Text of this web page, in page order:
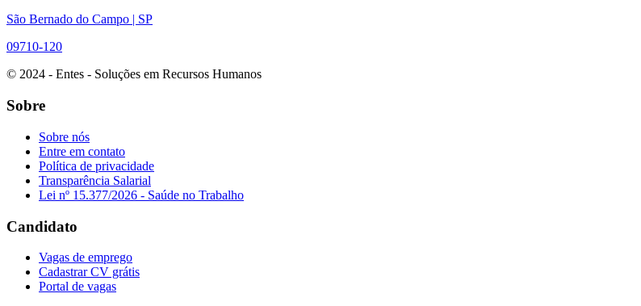
São Bernado do Campo | SP
09710-120
© 2024 - Entes - Soluções em Recursos Humanos
Sobre
Sobre nós
Entre em contato
Política de privacidade
Transparência Salarial
Lei nº 15.377/2026 - Saúde no Trabalho
Candidato
Vagas de emprego
Cadastrar CV grátis
Portal de vagas